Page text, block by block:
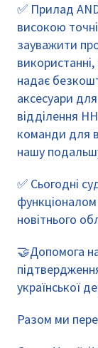
✅ Прилад
високою
зауважити
надає
аксесуари
відділення
команди для
нашу
✅ Сьогодні
новітнього
🤝Допомога
української
Разом ми